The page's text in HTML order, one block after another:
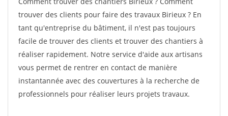
trouver des clients pour faire des travaux Birieux ? En
tant qu'entreprise du bâtiment, il n'est pas toujours
facile de trouver des clients et trouver des chantiers à
réaliser rapidement. Notre service d'aide aux artisans
vous permet de rentrer en contact de manière
instantannée avec des couvertures à la recherche de
professionnels pour réaliser leurs projets travaux.